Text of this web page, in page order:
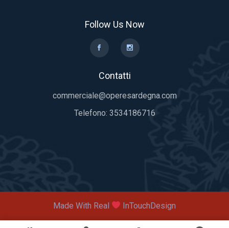
Follow Us Now
Contatti
commerciale@operesardegna.com
Telefono: 3534186716
Made With Real InTouchDesign